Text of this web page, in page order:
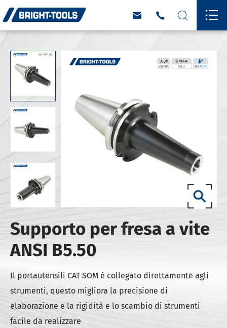
   
Supporto per fresa a vite
ANSI B5.50
Il portautensili CAT SOM è collegato direttamente agli
strumenti, questo migliora la precisione di
elaborazione e la rigidità e lo scambio di strumenti
facile da realizzare